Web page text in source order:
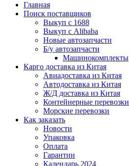
Главная
Поиск поставщиков
Выкуп с 1688
Выкуп с Alibaba
Новые автозапчасти
Б/у автозапчасти
Машинокомплекты
Карго доставка из Китая
Авиадоставка из Китая
Автодоставка из Китая
Ж/Д доставка из Китая
Контейнерные перевозки
Морские перевозки
Как заказать
Новости
Упаковка
Оплата
Гарантии
Календарь 2024